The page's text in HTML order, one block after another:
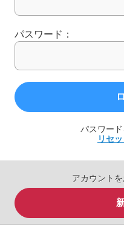
パスワード：
パスワー
リセ
アカウント